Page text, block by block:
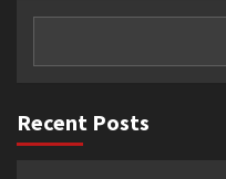
Recent Posts